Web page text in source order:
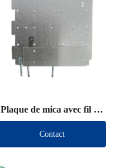
Plaque de mica avec fil de
plomb
Contact